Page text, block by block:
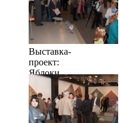
Выставка-
проект:
Яблоки
когда их
много